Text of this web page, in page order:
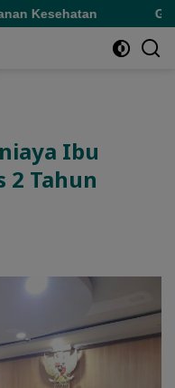
Ibu
2 Tahun